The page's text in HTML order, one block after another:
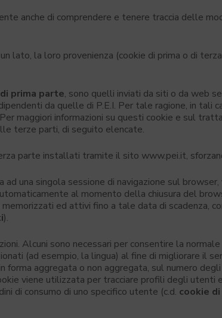
anche di comprendere e tenere traccia delle
lato, la loro provenienza (cookie di prima o di
prima parte, sono quelli inviati da siti o da web
da quelle di P.E.I. Per tale ragione, in
maggiori informazioni su questi cookie e sul
terze parti, di seguito elencate.
parte installati tramite il sito www.pei.it,
ad una singola sessione di navigazione sul
al momento della chiusura del
ed attivi fino a tale data di scadenza,
).
Alcuni sono necessari per consentire la
(ad esempio, la lingua) al fine di migliorare il
forma aggregata o non aggregata, sul numero
viene utilizzata per tracciare profili degli utenti
di consumo di uno specifico utente (c.d. cookie